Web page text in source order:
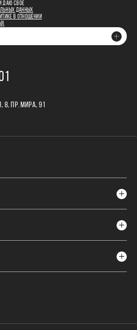
ДАЮ СВОЕ
ДАННЫХ
В ОТНОШЕНИИ
8, ПР. МИРА, 91